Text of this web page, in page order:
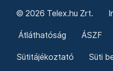
© 2026 Telex.hu Zrt.
Átláthatóság ÁSZF
Sütitájékoztató Süti